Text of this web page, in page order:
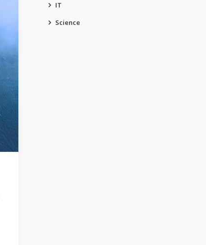
IT
Science